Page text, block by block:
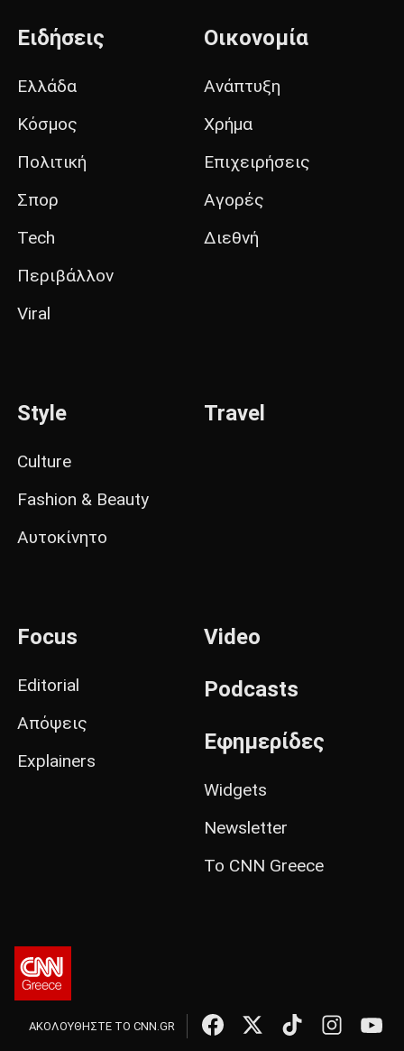
Ειδήσεις
Ελλάδα
Κόσμος
Πολιτική
Σπορ
Tech
Περιβάλλον
Viral
Οικονομία
Ανάπτυξη
Χρήμα
Επιχειρήσεις
Αγορές
Διεθνή
Style
Culture
Fashion & Beauty
Αυτοκίνητο
Travel
Focus
Editorial
Απόψεις
Explainers
Video
Podcasts
Εφημερίδες
Widgets
Newsletter
Το CNN Greece
ΑΚΟΛΟΥΘΗΣΤΕ ΤΟ CNN.GR